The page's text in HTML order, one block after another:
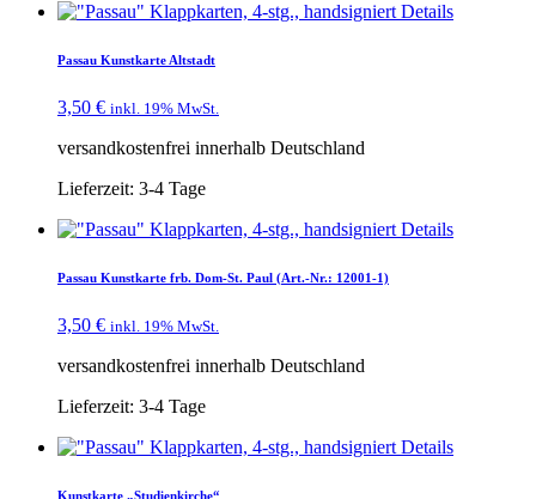
Details
Passau Kunstkarte Altstadt
3,50 € inkl. 19% MwSt.
versandkostenfrei innerhalb Deutschland
Lieferzeit: 3-4 Tage
Details
Passau Kunstkarte frb. Dom-St. Paul (Art.-Nr.: 12001-1)
3,50 € inkl. 19% MwSt.
versandkostenfrei innerhalb Deutschland
Lieferzeit: 3-4 Tage
Details
Kunstkarte „Studienkirche“